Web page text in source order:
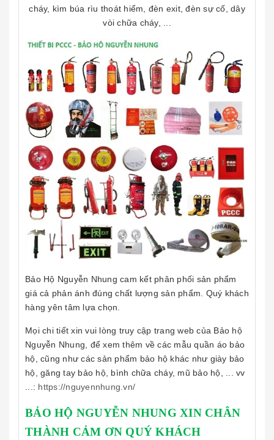
cháy, kìm búa rìu thoát hiểm, đèn exit, đèn sự cố, dây
vòi chữa cháy, ...
Bảo Hộ Nguyễn Nhung cam kết phân phối sản phẩm
giá cả phản ánh đúng chất lượng sản phẩm. Quý khách
hàng yên tâm lựa chọn.
Mọi chi tiết xin vui lòng truy cập trang web của Bảo hộ
Nguyễn Nhung, để xem thêm về các mẫu quần áo bảo
hộ, cũng như các sản phẩm bảo hộ khác như giày bảo
hộ, găng tay bảo hộ, bình chữa cháy, mũ bảo hộ, ... vv
...: https://nguyennhung.vn/
BẢO HỘ NGUYỄN NHUNG XIN CHÂN
THÀNH CẢM ƠN QUÝ KHÁCH